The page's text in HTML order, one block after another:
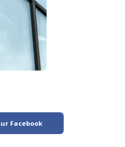
Facebook